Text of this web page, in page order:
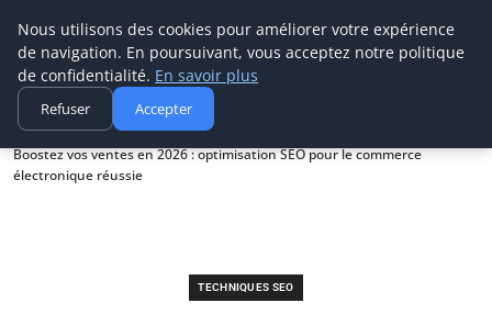
Digitalblitz
Accueil
Techniques SEO
Boostez vos ventes en 2026 : optimisation SEO pour le commerce
électronique réussie
TECHNIQUES SEO
Nous utilisons des cookies pour améliorer votre expérience
de navigation. En poursuivant, vous acceptez notre politique
de confidentialité. En savoir plus
Refuser Accepter